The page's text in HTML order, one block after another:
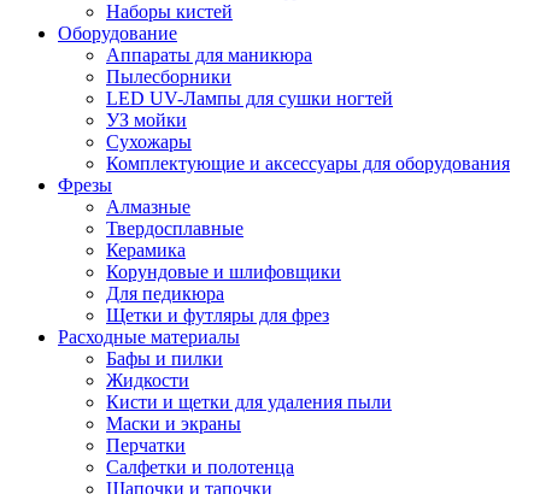
Наборы кистей
Оборудование
Аппараты для маникюра
Пылесборники
LED UV-Лампы для сушки ногтей
УЗ мойки
Сухожары
Комплектующие и аксессуары для оборудования
Фрезы
Алмазные
Твердосплавные
Керамика
Корундовые и шлифовщики
Для педикюра
Щетки и футляры для фрез
Расходные материалы
Бафы и пилки
Жидкости
Кисти и щетки для удаления пыли
Маски и экраны
Перчатки
Салфетки и полотенца
Шапочки и тапочки